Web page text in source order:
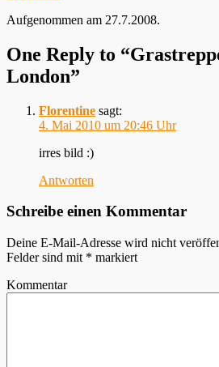
Aufgenommen am 27.7.2008.
One Reply to
London”
Florentine sagt:
4. Mai 2010 um 20:46 Uhr
irres bild :)
Antworten
Schreibe einen Kommentar
Deine E-Mail-Adresse wird nicht
Felder sind mit * markiert
Kommentar